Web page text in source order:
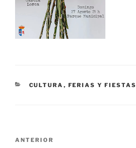
CATEGORÍAS
CULTURA , FERIAS Y FIESTAS
Navegación
Entrada
ANTERIOR